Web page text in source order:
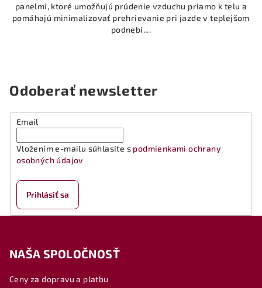
panelmi, ktoré umožňujú prúdenie vzduchu priamo k telu a
pomáhajú minimalizovať prehrievanie pri jazde v teplejšom
podnebí....
Odoberať newsletter
Email
Vložením e-mailu súhlasíte s podmienkami ochrany
osobných údajov
Prihlásiť sa
NAŠA SPOLOČNOSŤ
Ceny za dopravu a platbu